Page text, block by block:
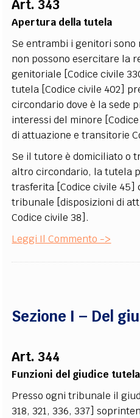
Art. 343
Apertura della tutela
Se entrambi i genitori
non possono esercitare la
genitoriale [Codice civile
tutela [Codice civile 402]
circondario dove è la sede
interessi del minore
di attuazione e transitorie
Se il tutore è domiciliato o
altro circondario, la tutela
trasferita [Codice civile 45]
tribunale [disposizioni di
Codice civile 38].
Leggi Il Commento ->
Sezione I – Del
Art. 344
Funzioni del giudice
Presso ogni tribunale il
318, 321, 336, 337]